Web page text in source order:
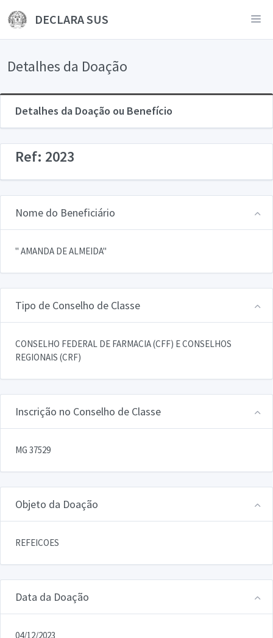
DECLARA SUS
Detalhes da Doação
Detalhes da Doação ou Benefício
Ref: 2023
Nome do Beneficiário
" AMANDA DE ALMEIDA"
Tipo de Conselho de Classe
CONSELHO FEDERAL DE FARMACIA (CFF) E CONSELHOS
REGIONAIS (CRF)
Inscrição no Conselho de Classe
MG 37529
Objeto da Doação
REFEICOES
Data da Doação
04/12/2023